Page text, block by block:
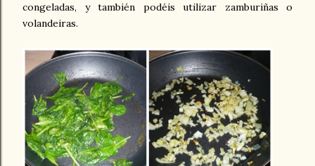
congeladas, y también podéis utilizar zamburiñas o
volandeiras.